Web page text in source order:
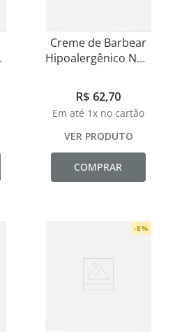
Creme de Barbear
Hipoalergênico Noir
R$ 62,70
Em até 1x no cartão
VER PRODUTO
COMPRAR
-8%